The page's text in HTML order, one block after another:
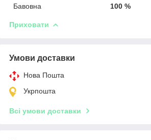
Бавовна
100 %
Приховати
Умови доставки
Нова Пошта
Укрпошта
Всі умови доставки